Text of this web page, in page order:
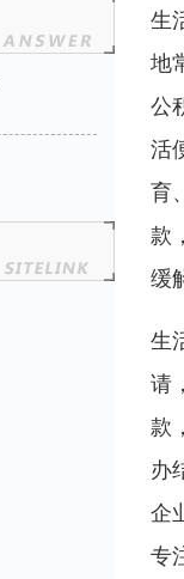
生
地
公
活
育
款
缓
生
请
款
办
企
专